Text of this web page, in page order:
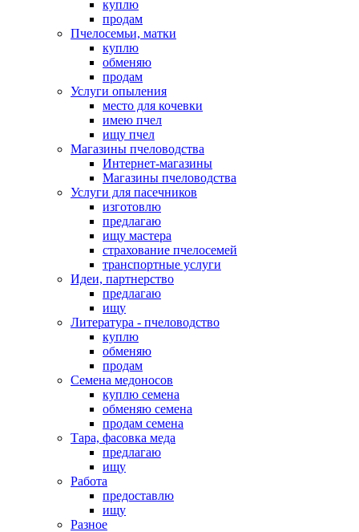
куплю
продам
Пчелосемьи, матки
куплю
обменяю
продам
Услуги опыления
место для кочевки
имею пчел
ищу пчел
Магазины пчеловодства
Интернет-магазины
Магазины пчеловодства
Услуги для пасечников
изготовлю
предлагаю
ищу мастера
страхование пчелосемей
транспортные услуги
Идеи, партнерство
предлагаю
ищу
Литература - пчеловодство
куплю
обменяю
продам
Семена медоносов
куплю семена
обменяю семена
продам семена
Тара, фасовка меда
предлагаю
ищу
Работа
предоставлю
ищу
Разное